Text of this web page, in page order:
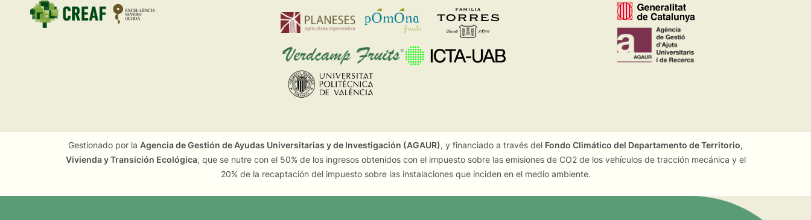
Gestionado por la Agencia de Gestión de Ayudas Universitarias y de Investigación (AGAUR), y financiado a través del Fondo Climático del Departamento de Territorio,
Vivienda y Transición Ecológica, que se nutre con el 50% de los ingresos obtenidos con el impuesto sobre las emisiones de CO2 de los vehículos de tracción mecánica y el
20% de la recaptación del impuesto sobre las instalaciones que inciden en el medio ambiente.